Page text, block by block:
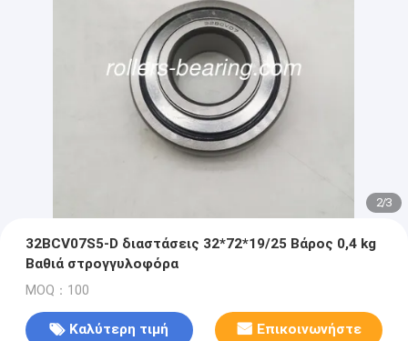
2/3
32BCV07S5-D διαστάσεις 32*72*19/25 Βάρος 0,4 kg
Βαθιά στρογγυλοφόρα
MOQ：100
Καλύτερη τιμή Επικοινωνήστε